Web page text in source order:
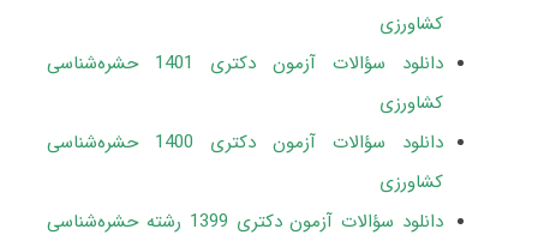
کشاورزی
دانلود سؤالات آزمون دکتری 1401 حشره‌شناسی
کشاورزی
دانلود سؤالات آزمون دکتری 1400
حشره‌شناسی
کشاورزی
دانلود سؤالات آزمون دکتری 1399 رشته حشره‌شناسی